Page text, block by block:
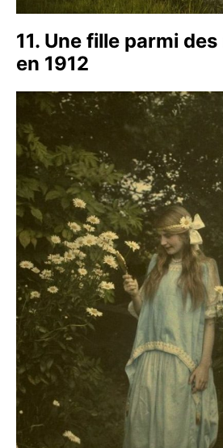
11. Une fille parmi
en 1912